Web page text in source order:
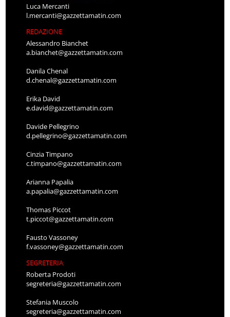
Luca Mercanti
l.mercanti@gazzettamatin.com
REDAZIONE
Alessandro Bianchet
a.bianchet@gazzettamatin.com
Danila Chenal
d.chenal@gazzettamatin.com
Erika David
e.david@gazzettamatin.com
Davide Pellegrino
d.pellegrino@gazzettamatin.com
Cinzia Timpano
c.timpano@gazzettamatin.com
Arianna Papalia
a.papalia@gazzettamatin.com
Thomas Piccot
t.piccot@gazzettamatin.com
Fausto Vassoney
f.vassoney@gazzettamatin.com
SEGRETERIA
Roberta Prodoti
segreteria@gazzettamatin.com
Stefania Muscolo
segreteria@gazzettamatin.com